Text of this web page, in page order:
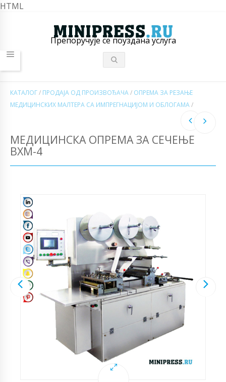
HTML
Препоручује се поуздана услуга
КАТАЛОГ/ ПРОДАЈА ОД ПРОИЗВОЂАЧА/ ОПРЕМА ЗА РЕЗАЊЕ
МЕДИЦИНСКИХ МАЛТЕРА СА ИМПРЕГНАЦИЈОМ И ОБЛОГАМА/
МЕДИЦИНСКА ОПРЕМА ЗА СЕЧЕЊЕ
ВХМ-4